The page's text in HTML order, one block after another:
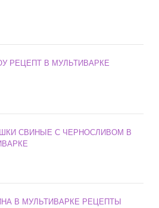
РЕЦЕПТ В МУЛЬТИВАРКЕ
СВИНЫЕ С ЧЕРНОСЛИВОМ В
В МУЛЬТИВАРКЕ РЕЦЕПТЫ